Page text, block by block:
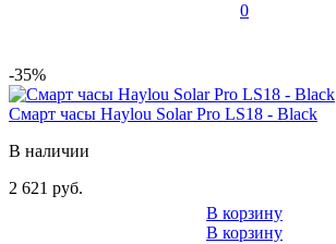
0
-35%
Смарт часы Haylou Solar Pro LS18 - Black
В наличии
2 621 руб.
В корзину
В корзину